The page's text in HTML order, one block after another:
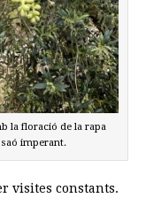
la floració de la rapa
imperant.
visites constants.